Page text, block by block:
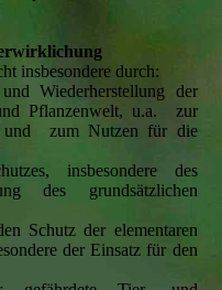
insbesondere durch:
Wiederherstellung der
Pflanzenwelt, u.a. zur
und zum Nutzen für die
insbesondere des
des grundsätzlichen
Schutz der elementaren
der Einsatz für den